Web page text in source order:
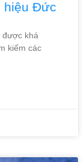
hiệu Đức
được khá
kiếm các